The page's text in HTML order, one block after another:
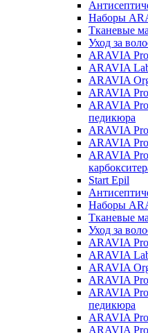
Наборы
Тканевые
Уход за
ARAVIA
ARAVIA
ARAVIA
ARAVIA
ARAVIA
педикюра
ARAVIA
ARAVIA
ARAVIA
Start Epil
Наборы
Тканевые
Уход за
ARAVIA
ARAVIA
ARAVIA
ARAVIA
ARAVIA
педикюра
ARAVIA
ARAVIA